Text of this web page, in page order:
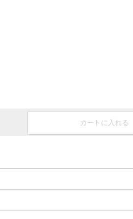
カートに入れる